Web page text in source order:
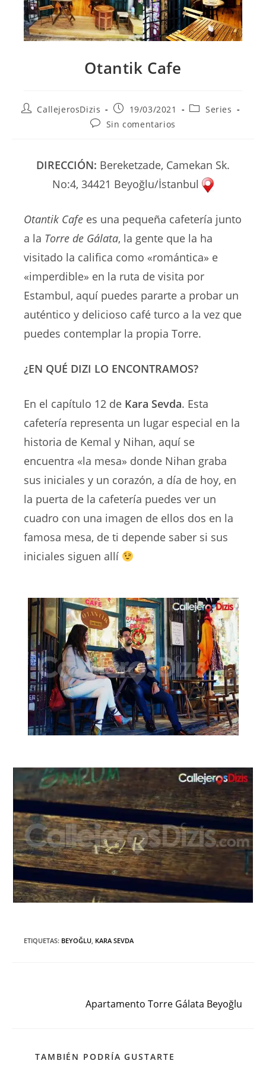
Otantik Cafe
AutorCallejerosDizis
Publicación
la
19/03/2021
Categoría
Series
Comentarios
Sin comentarios
DIRECCIÓN: Bereketzade, Camekan Sk.
No:4, 34421 Beyoğlu/İstanbul
Otantik Cafe es una pequeña cafetería junto
a la Torre de Gálata, la gente que la ha
visitado la califica como «romántica» e
«imperdible» en la ruta de visita por
Estambul, aquí puedes pararte a probar un
auténtico y delicioso café turco a la vez que
puedes contemplar la propia Torre.
¿EN QUÉ DIZI LO ENCONTRAMOS?
En el capítulo 12 de Kara Sevda. Esta
cafetería representa un lugar especial en la
historia de Kemal y Nihan, aquí se
encuentra «la mesa» donde Nihan graba
sus iniciales y un corazón, a día de hoy, en
la puerta de la cafetería puedes ver un
cuadro con una imagen de ellos dos en la
famosa mesa, de ti depende saber si sus
iniciales siguen allí
ETIQUETAS: BEYOĞLU, KARA SEVDA
Apartamento Torre Gálata Beyoğlu
TAMBIÉN PODRÍA GUSTARTE